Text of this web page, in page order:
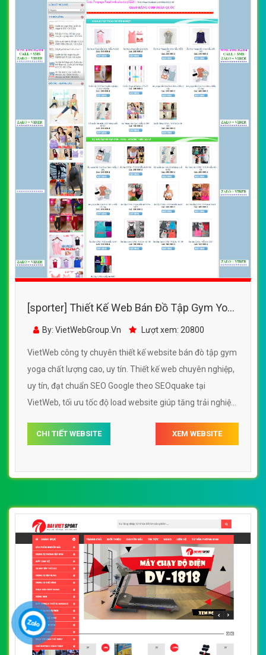
[sporter] Thiết Kế Web Bán Đồ Tập Gym Yoga
đẹp, chuyên nghiệp chuẩn SEO
By: VietWebGroup.Vn Lượt xem: 20800
VietWeb công ty chuyên thiết kế website bán đò tập gym
yoga chất lượng cao, uy tín. Thiết kế web chuyên nghiệp,
uy tín, đạt chuẩn SEO Google theo SEOquake tại
VietWeb, tối ưu tốc độ load website giúp tăng trải nghiệm
CHI TIẾT WEBSITE XEM WEBSITE